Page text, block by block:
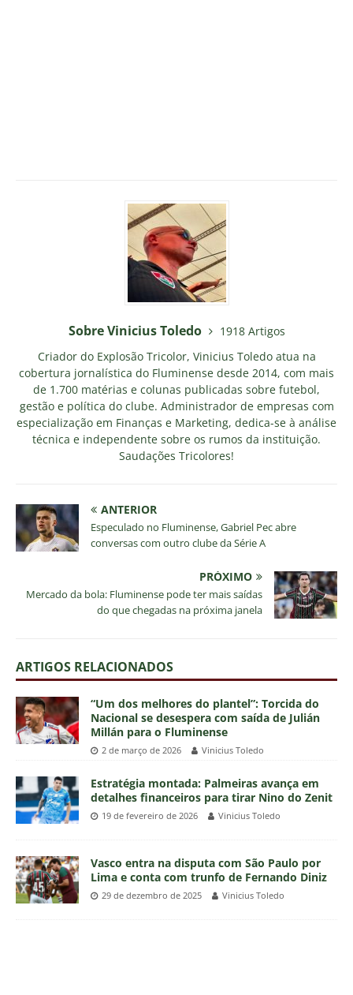
Sobre Vinicius Toledo
1918 Artigos
Criador do Explosão Tricolor, Vinicius Toledo atua na
cobertura jornalística do Fluminense desde 2014, com mais
de 1.700 matérias e colunas publicadas sobre futebol,
gestão e política do clube. Administrador de empresas com
especialização em Finanças e Marketing, dedica-se à análise
técnica e independente sobre os rumos da instituição.
Saudações Tricolores!
ANTERIOR
Especulado no Fluminense, Gabriel Pec abre
conversas com outro clube da Série A
PRÓXIMO
Mercado da bola: Fluminense pode ter mais saídas
do que chegadas na próxima janela
ARTIGOS RELACIONADOS
“Um dos melhores do plantel”: Torcida do
Nacional se desespera com saída de Julián
Millán para o Fluminense
2 de março de 2026 Vinicius Toledo
Estratégia montada: Palmeiras avança em
detalhes financeiros para tirar Nino do Zenit
19 de fevereiro de 2026 Vinicius Toledo
Vasco entra na disputa com São Paulo por
Lima e conta com trunfo de Fernando Diniz
29 de dezembro de 2025 Vinicius Toledo